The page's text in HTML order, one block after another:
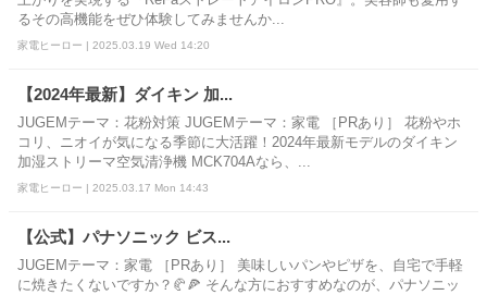
るその高機能をぜひ体験してみませんか...
家電ヒーロー | 2025.03.19 Wed 14:20
【2024年最新】ダイキン 加...
JUGEMテーマ：花粉対策 JUGEMテーマ：家電 ［PRあり］ 花粉やホ
コリ、ニオイが気になる季節に大活躍！2024年最新モデルのダイキン
加湿ストリーマ空気清浄機 MCK704Aなら、...
家電ヒーロー | 2025.03.17 Mon 14:43
【公式】パナソニック ビス...
JUGEMテーマ：家電 ［PRあり］ 美味しいパンやピザを、自宅で手軽
に焼きたくないですか？🥐🍕 そんな方におすすめなのが、パナソニッ